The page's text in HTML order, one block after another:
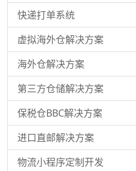
快递打单系统
虚拟海外仓解决方案
海外仓解决方案
第三方仓储解决方案
保税仓BBC解决方案
进口直邮解决方案
物流小程序定制开发